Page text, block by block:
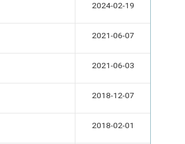
2024-02-19
2021-06-07
2021-06-03
2018-12-07
2018-02-01